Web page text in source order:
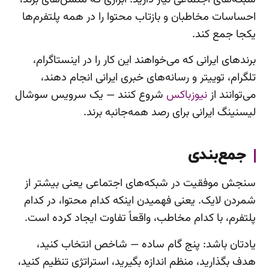
احساسات مخاطبان و بازتاب محتوا را در همه پلتفرم‌ها
یکجا جمع کند.
برندهای ایرانی که می‌خواهند این کار را در اینستاگرام،
تلگرام، توییتر و رسانه‌های خبری ایرانی انجام دهند،
می‌توانند ازنیوزباکس شروع کنند — یک سرویس سوشال
لیسنینگ ایرانی برای رصد همه‌جانبه برند.
جمع‌بندی
سنجش موفقیت در شبکه‌های اجتماعی یعنی بیشتر از
شمردن لایک. یعنی فهمیدن اینکه کدام محتوا، در کدام
پلتفرم، با کدام مخاطب، واقعاً تفاوت ایجاد کرده است.
یادتان باشد: پنج گام ساده — شاخص انتخاب کنید،
هدف بگذارید، منظم اندازه بگیرید، استراتژی تنظیم کنید،